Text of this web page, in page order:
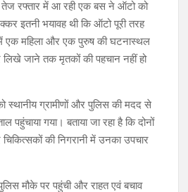
से तेज रफ्तार में आ रही एक बस ने ऑटो को
इतनी भयावह थी कि ऑटो पूरी तरह
में एक महिला और एक पुरुष की घटनास्थल
लिखे जाने तक मृतकों की पहचान नहीं हो
स्थानीय ग्रामीणों और पुलिस की मदद से
पहुंचाया गया। बताया जा रहा है कि दोनों
की निगरानी में उनका उपचार
मौके पर पहुंची और राहत एवं बचाव